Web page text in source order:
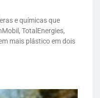
e químicas que
TotalEnergies,
mais plástico em dois